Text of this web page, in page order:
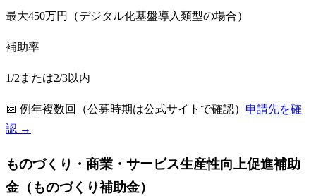
最大450万円（デジタル化基盤導入類型の場合）
補助率
1/2または2/3以内
📅 例年複数回（公募時期は公式サイトで確認） 申請先を確
認 →
ものづくり・商業・サービス生産性向上促進補助
金（ものづくり補助金）